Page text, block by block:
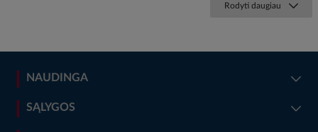
Rodyti daugiau
NAUDINGA
SĄLYGOS